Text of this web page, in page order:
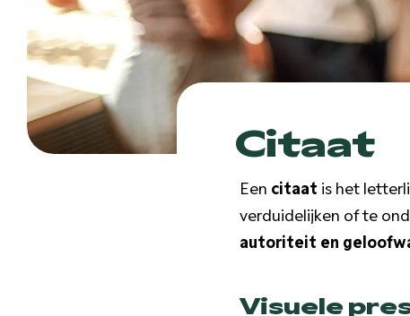
Citaat
Een citaat is het
verduidelijken of te
autoriteit en
Visuele